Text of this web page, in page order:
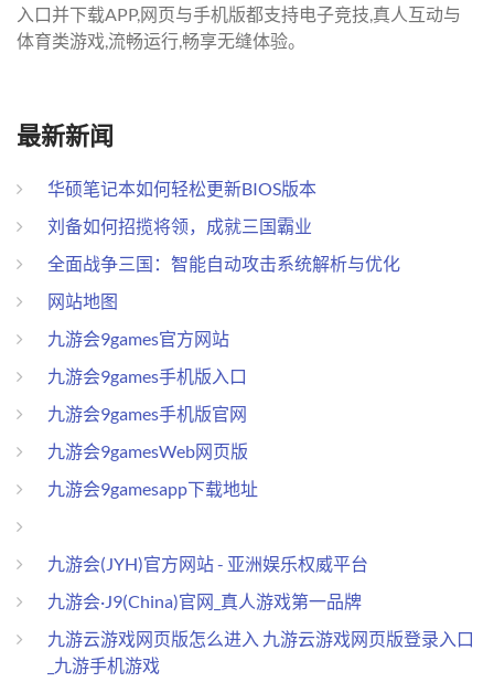
入口并下载APP,网页与手机版都支持电子竞技,真人互动与
体育类游戏,流畅运行,畅享无缝体验。
最新新闻
华硕笔记本如何轻松更新BIOS版本
刘备如何招揽将领，成就三国霸业
全面战争三国：智能自动攻击系统解析与优化
网站地图
九游会9games官方网站
九游会9games手机版入口
九游会9games手机版官网
九游会9gamesWeb网页版
九游会9gamesapp下载地址
九游会(JYH)官方网站 - 亚洲娱乐权威平台
九游会·J9(China)官网_真人游戏第一品牌
九游云游戏网页版怎么进入 九游云游戏网页版登录入口
_九游手机游戏